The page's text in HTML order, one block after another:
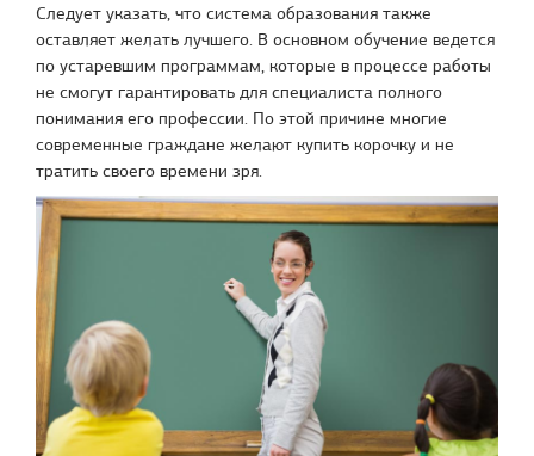
Следует указать, что система образования также
оставляет желать лучшего. В основном обучение ведется
по устаревшим программам, которые в процессе работы
не смогут гарантировать для специалиста полного
понимания его профессии. По этой причине многие
современные граждане желают купить корочку и не
тратить своего времени зря.